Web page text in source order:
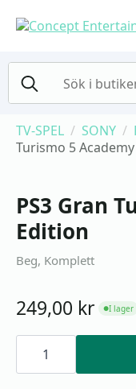
for:
TV-SPEL SONY
Turismo 5
PS3 Gran
Edition
Beg, Komplett
249,00 kr ●I lager
PS3
Gran
5